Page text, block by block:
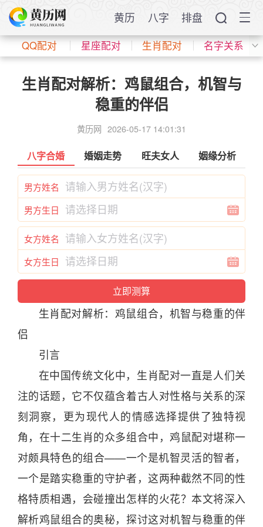
黄历 八字 排盘
QQ配对 星座配对 生肖配对 名字关系
生肖配对解析：鸡鼠组合，机智与
稳重的伴侣
黄历网 2026-05-17 14:01:31
八字合婚 婚姻走势 旺夫女人 姻缘分析
男方姓名
男方生日
女方姓名
女方生日
生肖配对解析： 鸡鼠组合，机智与稳重的伴
侣
引言
在中国传统文化中， 生肖配对一直是人们关
注的话题，它不仅蕴含着古人对性格与关系的深
刻洞察，更为现代人的情感选择提供了独特视
角，在十二生肖的众多组合中，鸡鼠配对堪称一
对颇具特色的组合——一个是机智灵活的智者，
一个是踏实稳重的守护者，这两种截然不同的性
格特质相遇，会碰撞出怎样的火花？本文将深入
解析鸡鼠组合的奥秘，探讨这对机智与稳重的伴